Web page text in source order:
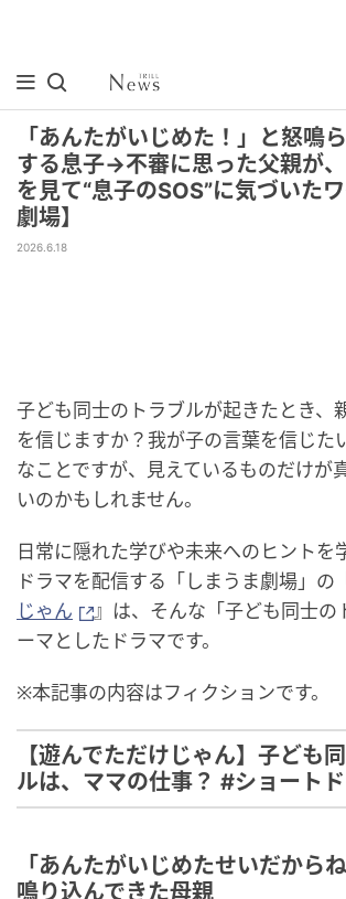
「あんたがいじめた！」と怒鳴
する息子→不審に思った父親が
を見て“息子のSOS”に気づいた
劇場】
2026.6.18
子ども同士のトラブルが起きたとき、
を信じますか？我が子の言葉を信じた
なことですが、見えているものだけが
いのかもしれません。
日常に隠れた学びや未来へのヒントを
ドラマを配信する「しまうま劇場」の
じゃん
』は、そんな「子ども同士の
ーマとしたドラマです。
※本記事の内容はフィクションです。
【遊んでただけじゃん】子ども
ルは、ママの仕事？ #ショート
「あんたがいじめたせいだから
鳴り込んできた母親